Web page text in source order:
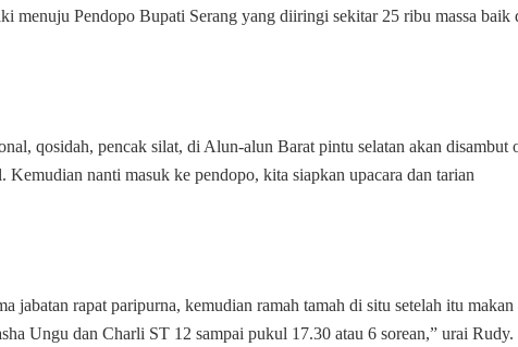
menuju Pendopo Bupati Serang yang diiringi sekitar 25 ribu massa baik
qosidah, pencak silat, di Alun-alun Barat pintu selatan akan disambut
nanti masuk ke pendopo, kita siapkan upacara dan tarian
jabatan rapat paripurna, kemudian ramah tamah di situ setelah itu makan
Ungu dan Charli ST 12 sampai pukul 17.30 atau 6 sorean,” urai Rudy.